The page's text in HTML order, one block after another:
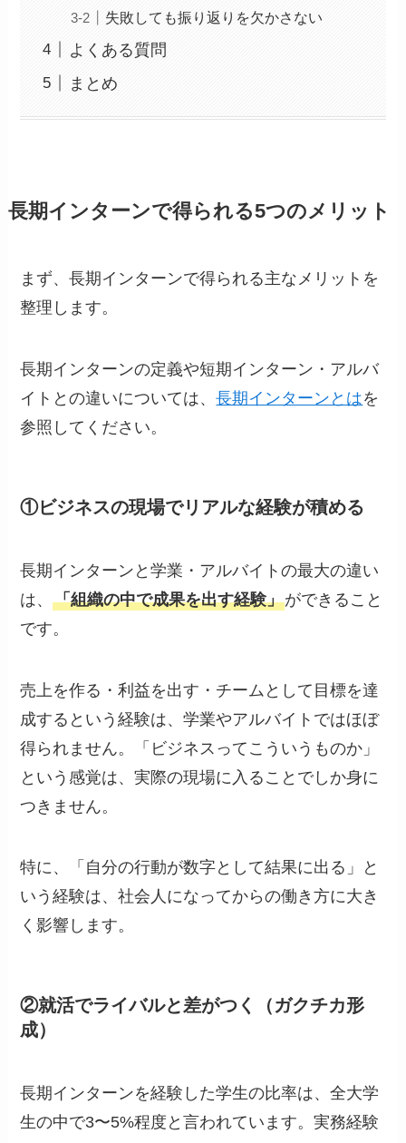
失敗しても振り返りを欠かさない
よくある質問
まとめ
長期インターンで得られる5つのメリット
まず、長期インターンで得られる主なメリットを
整理します。
長期インターンの定義や短期インターン・アルバ
イトとの違いについては、長期インターンとはを
参照してください。
①ビジネスの現場でリアルな経験が積める
長期インターンと学業・アルバイトの最大の違い
は、「組織の中で成果を出す経験」ができること
です。
売上を作る・利益を出す・チームとして目標を達
成するという経験は、学業やアルバイトではほぼ
得られません。「ビジネスってこういうものか」
という感覚は、実際の現場に入ることでしか身に
つきません。
特に、「自分の行動が数字として結果に出る」と
いう経験は、社会人になってからの働き方に大き
く影響します。
②就活でライバルと差がつく（ガクチカ形
成）
長期インターンを経験した学生の比率は、全大学
生の中で3〜5%程度と言われています。実務経験